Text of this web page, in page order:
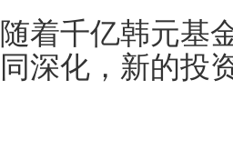
随着千亿韩元基
同深化，新的投